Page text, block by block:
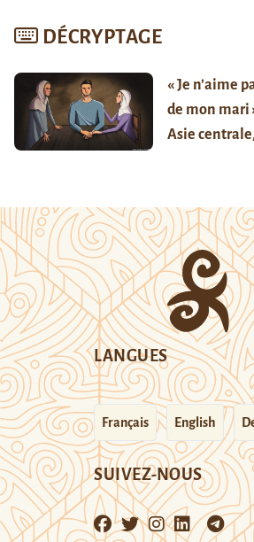
DÉCRYPTAGE
« Je n’aime
de mon mari
Asie
LANGUES
Français English
SUIVEZ-NOUS